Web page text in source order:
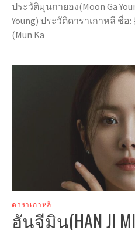
ประวัติมุนกายอง(Moon Ga
Young) ประวัติดาราเกาหลี ชื่อ:
(Mun Ka
ดาราเกาหลี
ฮันจีมิน(HAN JI